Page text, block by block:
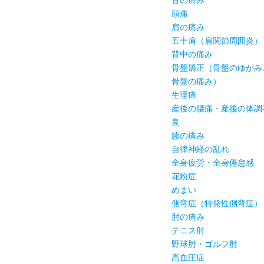
頭痛
肩の痛み
五十肩（肩関節周囲炎）
背中の痛み
骨盤矯正（骨盤のゆがみ
骨盤の痛み）
生理痛
産後の腰痛・産後の体調
良
膝の痛み
自律神経の乱れ
全身疲労・全身倦怠感
花粉症
めまい
側弯症（特発性側弯症）
肘の痛み
テニス肘
野球肘・ゴルフ肘
高血圧症